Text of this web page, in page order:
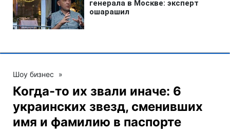
Шоу бизнес »
Когда-то их звали иначе: 6
украинских звезд, сменивших
имя и фамилию в паспорте